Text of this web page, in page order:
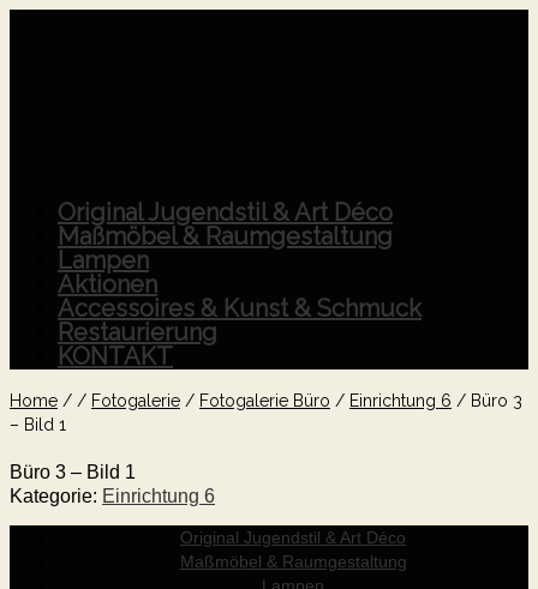
Original Jugendstil & Art Déco
Maßmöbel & Raumgestaltung
Lampen
Aktionen
Accessoires & Kunst & Schmuck
Restaurierung
KONTAKT
Home / / Fotogalerie / Fotogalerie Büro / Einrichtung 6 / Büro 3
– Bild 1
Büro 3 – Bild 1
Kategorie: Einrichtung 6
Original Jugendstil & Art Déco
Maßmöbel & Raumgestaltung